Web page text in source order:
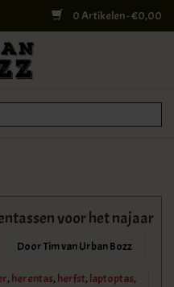
0 Artikelen - €0,00
voor het najaar
Door Tim van Urban Bozz
,herentas,herfst,laptoptas,